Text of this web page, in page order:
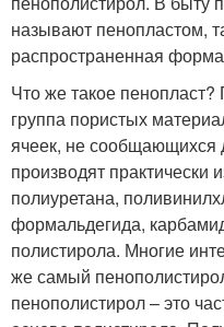
называют пенопластом,
распространенная
Что же такое
группа пористых
ячеек, не сообщающихся
производят
полиуретана,
формальдегида,
полистирола. Многие
же самый
пенополистирол – это